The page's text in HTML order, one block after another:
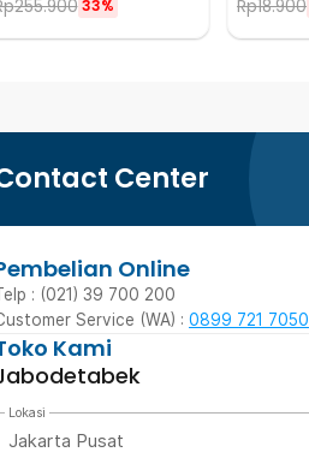
255.900 33% Rp18.900
Center
Online
: (021) 39 700 200
Service (WA) : 0899 721 7050
Kami
Lokasi
Jakarta Pusat